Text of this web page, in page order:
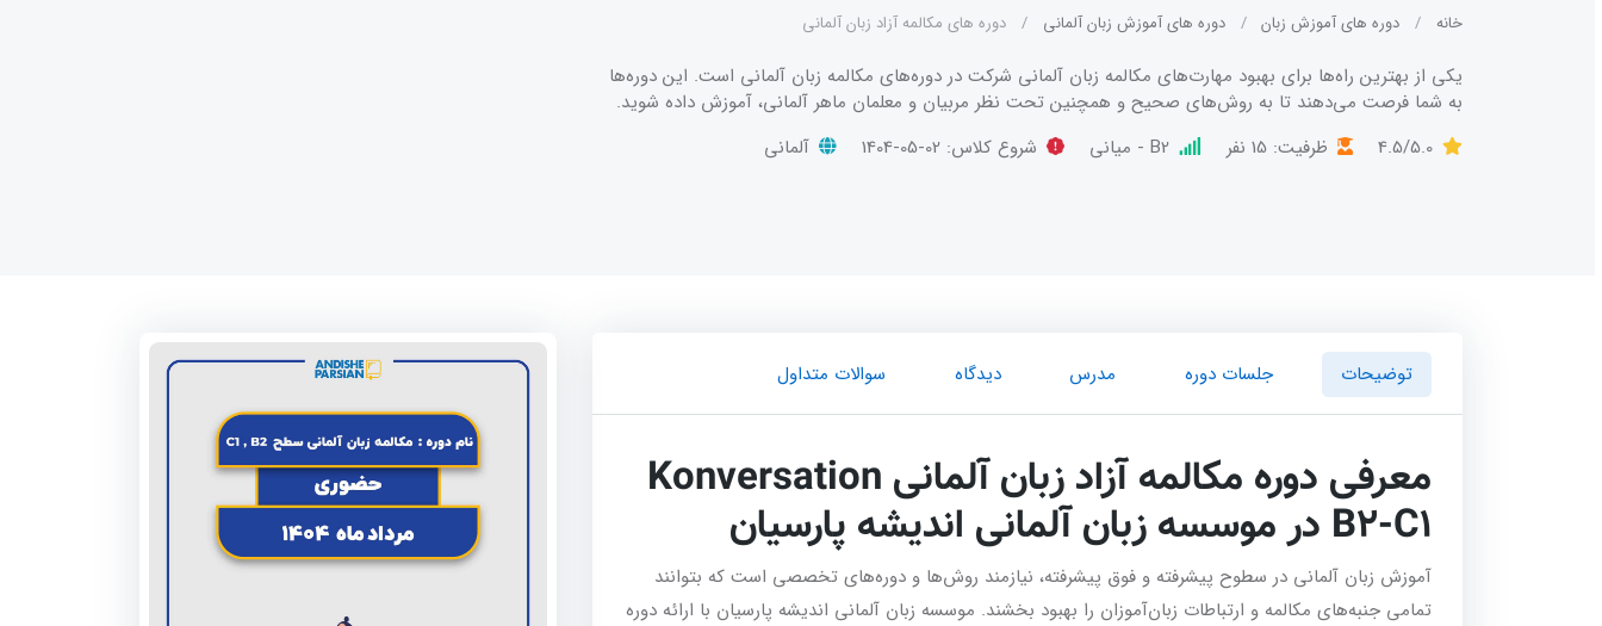
خانه دوره های آموزش زبان دوره های آموزش زبان آلمانی دوره های مکالمه آزاد زبان آلمانی
یکی از بهترین راه‌ها برای بهبود مهارت‌های مکالمه زبان آلمانی شرکت در دوره‌های مکالمه زبان آلمانی است. این دوره‌ها
به شما فرصت می‌دهند تا به روش‌های صحیح و همچنین تحت نظر مربیان و معلمان ماهر آلمانی، آموزش داده شوید.
4.5/5.0
ظرفیت: 15 نفر B2 - میانی شروع کلاس: 1404-05-02 آلمانی
توضیحات جلسات دوره مدرس دیدگاه سوالات متداول
معرفی دوره مکالمه آزاد زبان آلمانی Konversation
B2-C1 در موسسه زبان آلمانی اندیشه پارسیان
آموزش زبان آلمانی در سطوح پیشرفته و فوق پیشرفته، نیازمند روش‌ها و دوره‌های تخصصی است که بتوانند
تمامی جنبه‌های مکالمه و ارتباطات زبان‌آموزان را بهبود بخشند. موسسه زبان آلمانی اندیشه پارسیان با ارائه دوره